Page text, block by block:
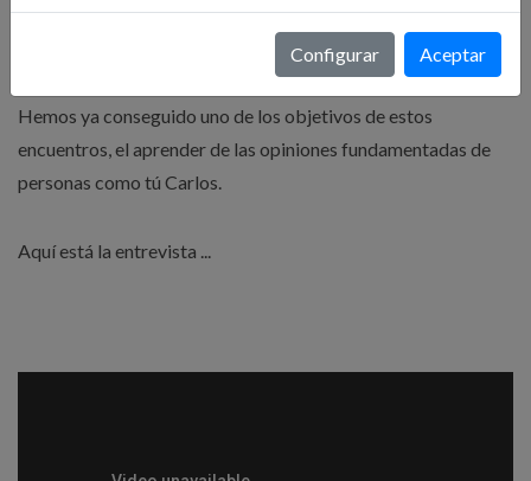
¡Un placer haber entrevistado a todo un referente en el
Hemos ya conseguido uno de los objetivos de estos
encuentros, el aprender de las opiniones fundamentadas de
personas como tú Carlos.
Aquí está la entrevista ...
Configurar Aceptar